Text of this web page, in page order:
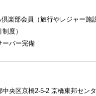
楽部会員（旅行やレジャー施
度）
ーバー完備
中央区京橋2-5-2 京橋東邦セン